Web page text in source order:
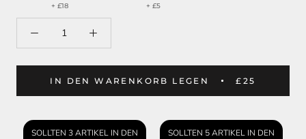
+ £18
+ £5
IN DEN WARENKORB LEGEN £25
SOLLTEN 3 ARTIKEL IN DEN
SOLLTEN 5 ARTIKEL IN DEN